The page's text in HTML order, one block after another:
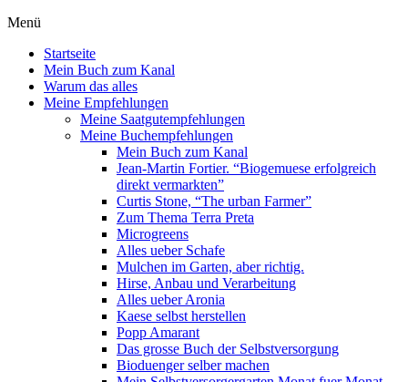
Menü
Startseite
Mein Buch zum Kanal
Warum das alles
Meine Empfehlungen
Meine Saatgutempfehlungen
Meine Buchempfehlungen
Mein Buch zum Kanal
Jean-Martin Fortier. “Biogemuese erfolgreich
direkt vermarkten”
Curtis Stone, “The urban Farmer”
Zum Thema Terra Preta
Microgreens
Alles ueber Schafe
Mulchen im Garten, aber richtig.
Hirse, Anbau und Verarbeitung
Alles ueber Aronia
Kaese selbst herstellen
Popp Amarant
Das grosse Buch der Selbstversorgung
Bioduenger selber machen